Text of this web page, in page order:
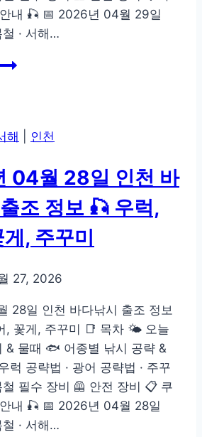
럭,내 🎣 📅 2026년 04월 29일
철 · 서해…
천
럭,
해 인천
04월 28일 인천 바
조 정보 🎣 우럭,
, 주꾸미
27, 2026
28일 인천 바다낚시 출조 정보
, 꽃게, 주꾸미 📑 목차 🌤️ 오늘
& 물때 🐟 어종별 낚시 공략 &
럭 공략법 · 광어 공략법 · 주꾸
필수 장비 🦺 안전 장비 📋 쿠
내 🎣 📅 2026년 04월 28일
철 · 서해…